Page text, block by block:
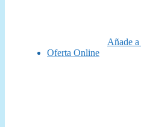
Añade
Oferta Online